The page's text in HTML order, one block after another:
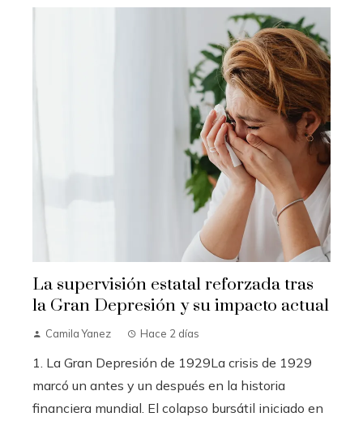
La supervisión estatal reforzada tras
la Gran Depresión y su impacto actual
Camila Yanez Hace 2 días
1. La Gran Depresión de 1929La crisis de 1929
marcó un antes y un después en la historia
financiera mundial. El colapso bursátil iniciado en